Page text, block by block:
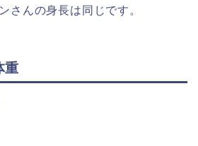
さんの身長は同じです。
重